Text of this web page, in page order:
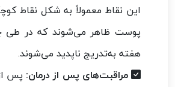
این نقاط معمولاً به شکل نقاط
پوست ظاهر می‌شوند که در طی
هفته به‌تدریج ناپدید می‌شوند.
مراقبت‌های پس از درمان: پس